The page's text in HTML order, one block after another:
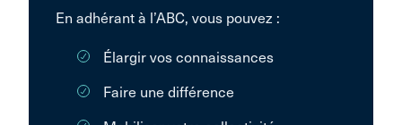
En adhérant à l’ABC, vous pouvez :
Élargir vos connaissances
Faire une différence